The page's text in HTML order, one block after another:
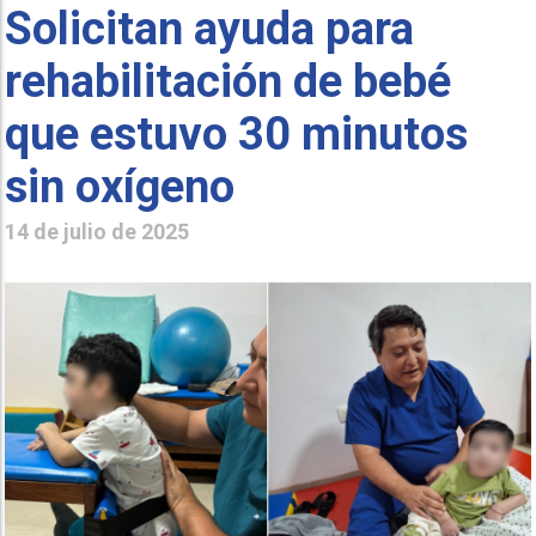
Solicitan ayuda para
rehabilitación de bebé
que estuvo 30 minutos
sin oxígeno
14 de julio de 2025